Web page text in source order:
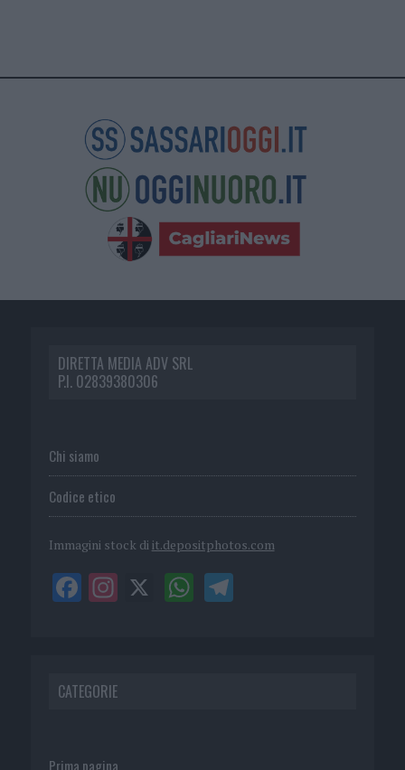
DIRETTA MEDIA ADV SRL
P.I. 02839380306
Chi siamo
Codice etico
Immagini stock di it.depositphotos.com
CATEGORIE
Prima pagina